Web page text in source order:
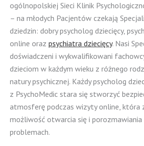
ogólnopolskiej Sieci Klinik
– na młodych Pacjentów czekają
dziedzin: dobry psycholog dziecięcy,
online oraz psychiatra dziecięcy. Nasi
doświadczeni i wykwalifikowani
dzieciom w każdym wieku z różnego
natury psychicznej. Każdy psycholog
z PsychoMedic stara się stworzyć
atmosferę podczas wizyty online, która
możliwość otwarcia się i porozmawiania
problemach.